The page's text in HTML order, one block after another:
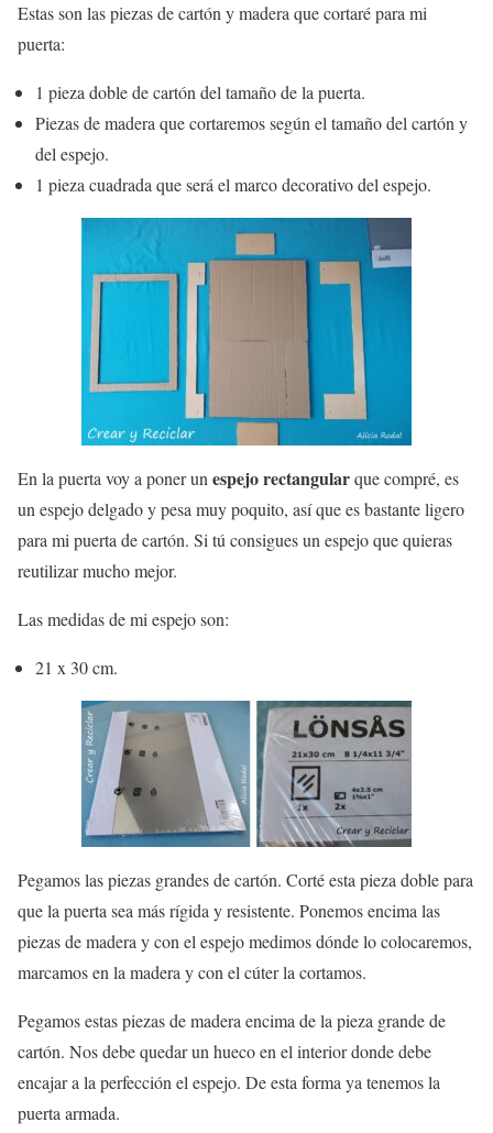
Estas son las piezas de cartón y madera que cortaré para mi
puerta:
1 pieza doble de cartón del tamaño de la puerta.
Piezas de madera que cortaremos según el tamaño del cartón y
del espejo.
1 pieza cuadrada que será el marco decorativo del espejo.
En la puerta voy a poner un espejo rectangularque compré, es
un espejo delgado y pesa muy poquito, así que es bastante ligero
para mi puerta de cartón. Si tú consigues un espejo que quieras
reutilizar mucho mejor.
Las medidas de mi espejo son:
21 x 30 cm.
Pegamos las piezas grandes de cartón. Corté esta pieza doble para
que la puerta sea más rígida y resistente. Ponemos encima las
piezas de madera y con el espejo medimos dónde lo colocaremos,
marcamos en la madera y con el cúter la cortamos.
Pegamos estas piezas de madera encima de la pieza grande de
cartón. Nos debe quedar un hueco en el interior donde debe
encajar a la perfección el espejo. De esta forma ya tenemos la
puerta armada.